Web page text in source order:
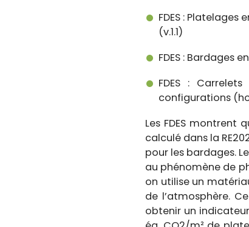
FDES :
(v.1.1)
FDES : Bardages
FDES :
configurations
Les FDES
calculé dans la
pour les bardages.
au phénomène de
on utilise un
de l’atmosphère.
obtenir un